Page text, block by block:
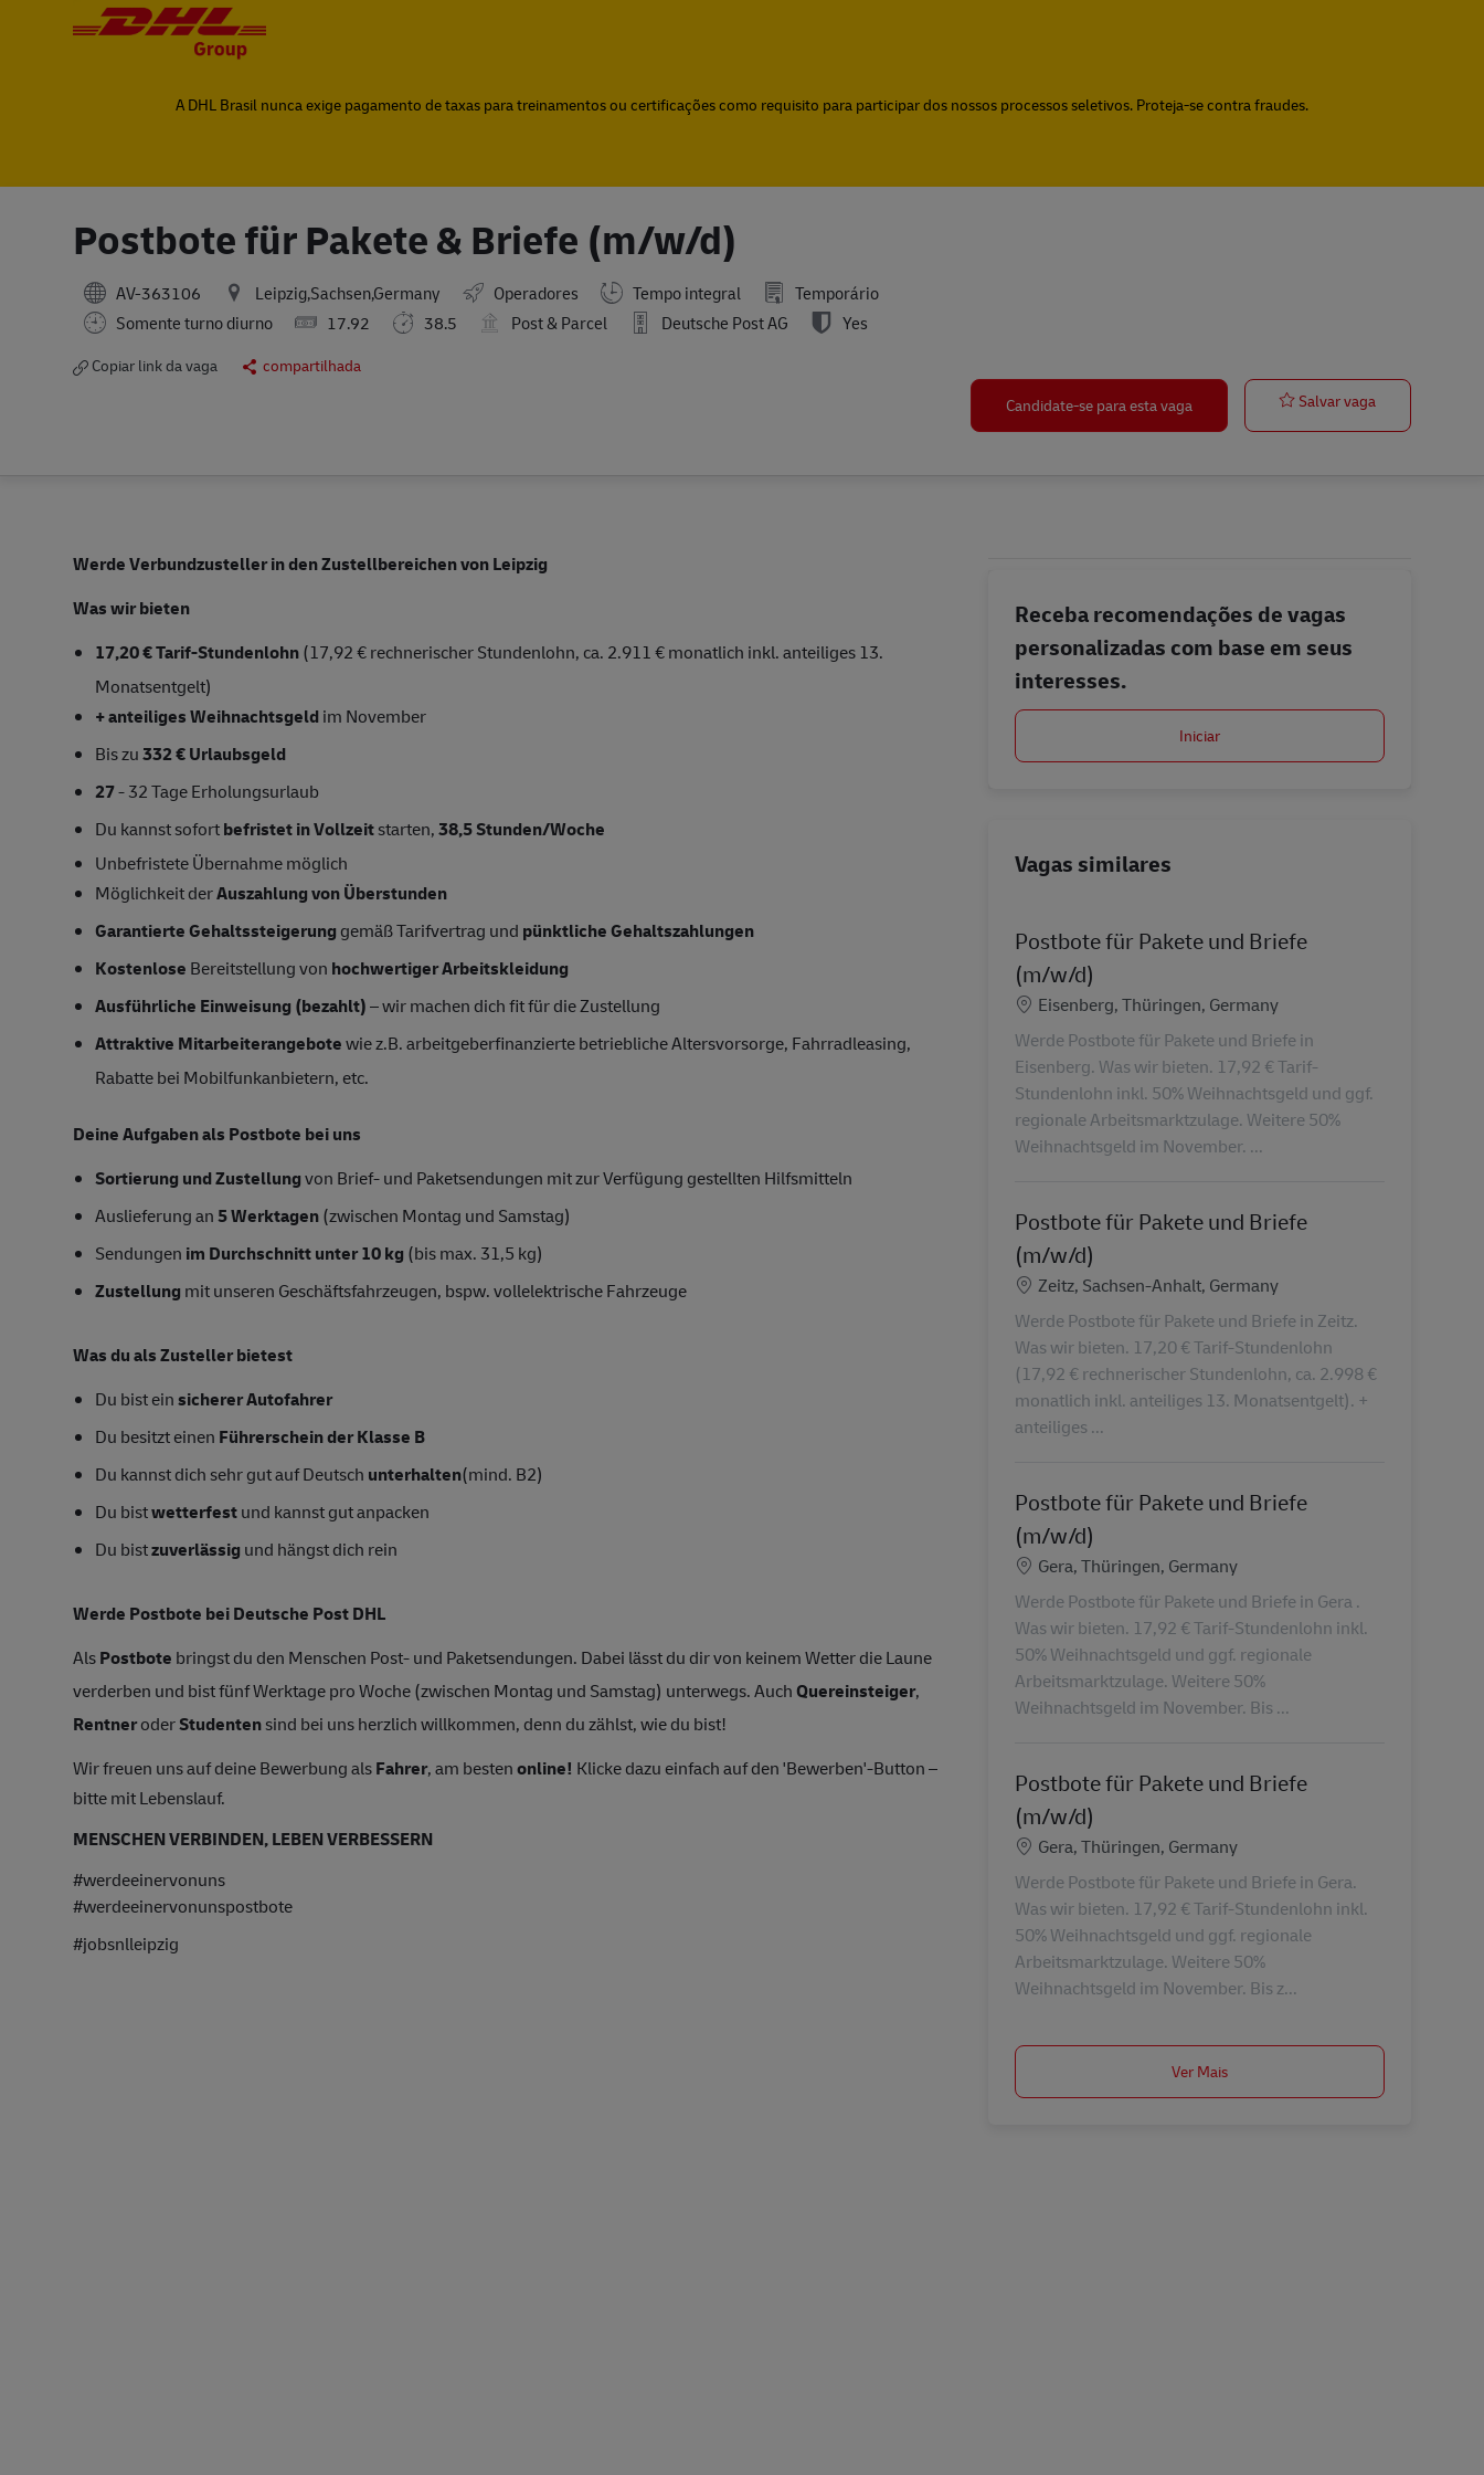
A DHL Brasil nunca exige pagamento de taxas para treinamentos ou certificações como requisito para participar dos nossos processos seletivos. Proteja-se contra fraudes.
Postbote für Pakete & Briefe (m/w/d)
AV-363106 Leipzig,Sachsen,Germany Operadores Tempo integral
Temporário
Somente turno diurno
17.92 38.5 Post & Parcel Deutsche Post AG Yes
Copiar link da vaga
compartilhada
Candidate-se para esta vaga
Salvar vagaPostbote für
Werde Verbundzusteller in denZustellbereichen vonLeipzig
Was wir bieten
17,20 € Tarif-Stundenlohn(17,92 € rechnerischer Stundenlohn, ca. 2.911 € monatlich inkl. anteiliges 13.
Monatsentgelt)
+ anteiliges Weihnachtsgeldim November
Bis zu332 € Urlaubsgeld
27- 32 Tage Erholungsurlaub
Du kannst sofortbefristet in Vollzeitstarten,38,5 Stunden/Woche
Unbefristete Übernahmemöglich
Möglichkeit derAuszahlung von Überstunden
Garantierte Gehaltssteigerung gemäß Tarifvertrag und pünktliche Gehaltszahlungen
Kostenlose Bereitstellung von hochwertiger Arbeitskleidung
Ausführliche Einweisung (bezahlt)– wir machen dich fit für die Zustellung
Attraktive Mitarbeiterangebotewie z.B. arbeitgeberfinanzierte betriebliche Altersvorsorge, Fahrradleasing,
Rabatte bei Mobilfunkanbietern, etc.
Deine Aufgaben als Postbote bei uns
Sortierung und Zustellungvon Brief- und Paketsendungen mit zur Verfügung gestellten Hilfsmitteln
Auslieferung an5 Werktagen(zwischen Montag und Samstag)
Sendungen im Durchschnitt unter 10 kg (bis max. 31,5 kg)
Zustellung mit unseren Geschäftsfahrzeugen, bspw. vollelektrische Fahrzeuge
Was du als Zusteller bietest
Du bist einsicherer Autofahrer
Du besitzt einen Führerschein der Klasse B
Du kannst dich sehr gut auf Deutsch unterhalten(mind. B2)
Du bistwetterfestund kannst gut anpacken
Du bistzuverlässig und hängst dich rein
Werde Postbote bei Deutsche Post DHL
AlsPostbote bringst du den Menschen Post- und Paketsendungen. Dabei lässt du dir von keinem Wetter die Laune
verderben und bist fünf Werktage pro Woche (zwischen Montag und Samstag) unterwegs. AuchQuereinsteiger,
RentneroderStudentensind bei uns herzlich willkommen, denn du zählst, wie du bist!
Wir freuen uns auf deine Bewerbung alsFahrer, am bestenonline! Klicke dazu einfach auf den 'Bewerben'-Button –
bitte mit Lebenslauf.
MENSCHEN VERBINDEN, LEBEN VERBESSERN
#werdeeinervonuns
#werdeeinervonunspostbote
#jobsnlleipzig
Receba recomendações de vagas
personalizadas com base em seus
interesses.
Iniciar
Vagas similares
Postbote für Pakete und Briefe
(m/w/d)
Localização
Eisenberg, Thüringen, Germany
Werde Postbote für Pakete und Briefe in
Eisenberg. Was wir bieten. 17,92 € Tarif-
Stundenlohn inkl. 50% Weihnachtsgeld und ggf.
regionale Arbeitsmarktzulage. Weitere 50%
Weihnachtsgeld im November. ...
Postbote für Pakete und Briefe
(m/w/d)
Localização
Zeitz, Sachsen-Anhalt, Germany
Werde Postbote für Pakete und Briefe in Zeitz.
Was wir bieten. 17,20 € Tarif-Stundenlohn
(17,92 € rechnerischer Stundenlohn, ca. 2.998 €
monatlich inkl. anteiliges 13. Monatsentgelt). +
anteiliges ...
Postbote für Pakete und Briefe
(m/w/d)
Localização
Gera, Thüringen, Germany
Werde Postbote für Pakete und Briefe in Gera .
Was wir bieten. 17,92 € Tarif-Stundenlohn inkl.
50% Weihnachtsgeld und ggf. regionale
Arbeitsmarktzulage. Weitere 50%
Weihnachtsgeld im November. Bis ...
Postbote für Pakete und Briefe
(m/w/d)
Localização
Gera, Thüringen, Germany
Werde Postbote für Pakete und Briefe in Gera.
Was wir bieten. 17,92 € Tarif-Stundenlohn inkl.
50% Weihnachtsgeld und ggf. regionale
Arbeitsmarktzulage. Weitere 50%
Weihnachtsgeld im November. Bis z...
Ver Mais